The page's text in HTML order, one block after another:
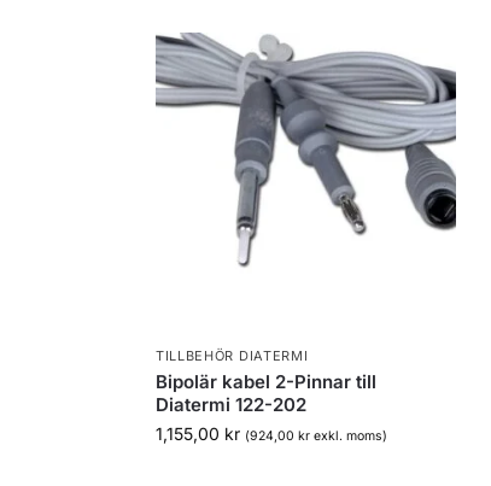
TILLBEHÖR DIATERMI
Bipolär kabel 2-Pinnar till
Diatermi 122-202
1,155,00 kr (924,00 krexkl. moms)